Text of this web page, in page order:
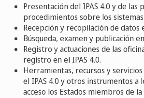
Presentación del IPAS 4.0 y de las
procedimientos sobre los
Recepción y recopilación de datos
Búsqueda, examen y publicación
Registro y actuaciones de las
registro en el IPAS 4.0.
Herramientas, recursos y
el IPAS 4.0 y otros instrumentos a
acceso los Estados miembros de la